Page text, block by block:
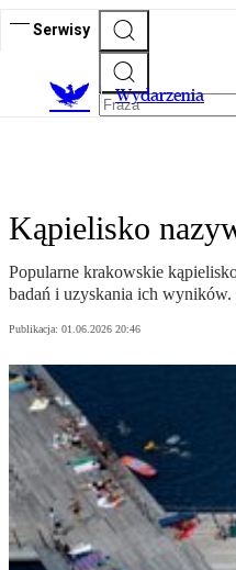
Serwisy
Wydarzenia
Kąpielisko
Popularne krakowskie
badań i uzyskania ich wyników.
Publikacja: 01.06.2026 20:46